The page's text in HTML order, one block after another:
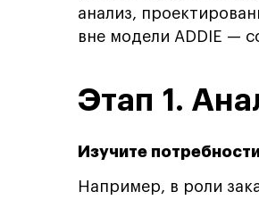
анализ,
вне модели ADDIE —
Этап 1.
Изучите
Например, в роли